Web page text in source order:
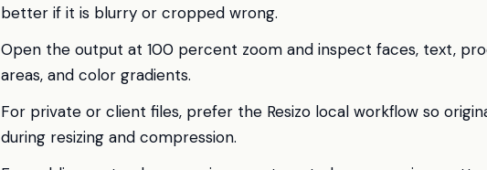
better if it is blurry or cropped wrong.
Open the output at 100 percent zoom and inspect faces, text,
areas, and color gradients.
For private or client files, prefer the Resizo local workflow so
during resizing and compression.